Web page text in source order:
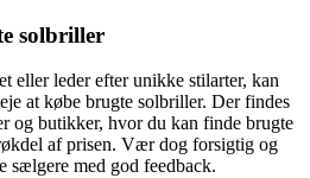
solbriller
eller leder efter unikke stilarter, kan
at købe brugte solbriller. Der findes
og butikker, hvor du kan finde brugte
af prisen. Vær dog forsigtig og
sælgere med god feedback.